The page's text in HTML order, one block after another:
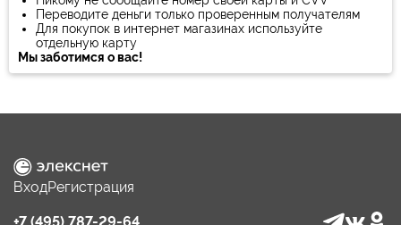
Переводите деньги только проверенным получателям
Для покупок в интернет магазинах используйте
отдельную карту
Мы заботимся о вас!
ВходРегистрация